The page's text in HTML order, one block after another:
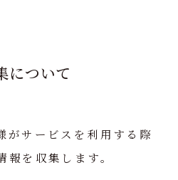
について
がサービスを利用する際
報を収集します。